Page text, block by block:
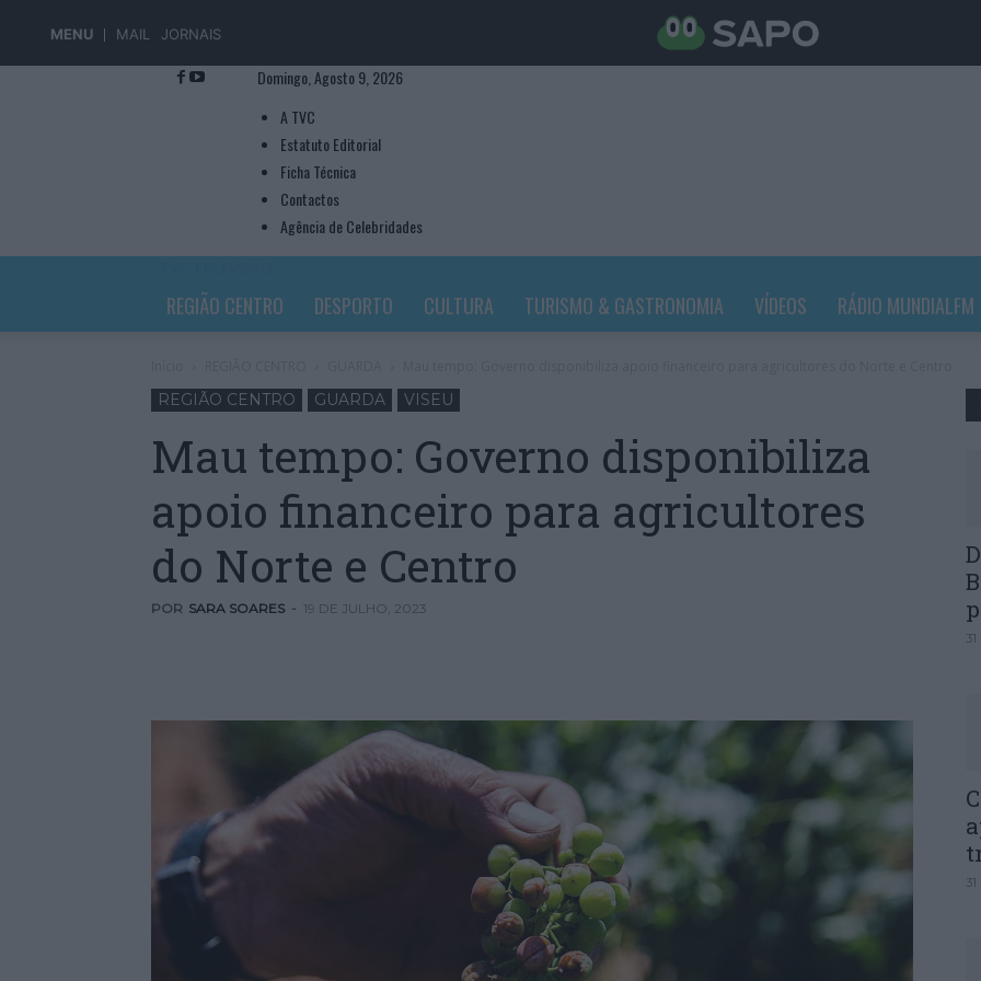
MENU MAIL JORNAIS
Domingo, Agosto 9, 2026
A TVC
Estatuto Editorial
Ficha Técnica
Contactos
Agência de Celebridades
REGIÃO CENTRO DESPORTO CULTURA TURISMO & GASTRONOMIA VÍDEOS RÁDIO MUNDIALFM
REGIÃO CENTRO GUARDA VISEU
Mau tempo: Governo disponibiliza
apoio financeiro para agricultores
do Norte e Centro
POR SARA SOARES - 19 DE JULHO, 2023